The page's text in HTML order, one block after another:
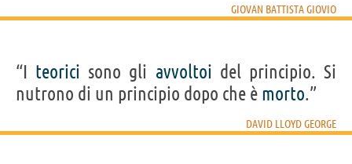
GIOVAN BATTISTA GIOVIO
“I teorici sono gli avvoltoi del principio. Si
nutrono di un principio dopo che è morto.”
DAVID LLOYD GEORGE